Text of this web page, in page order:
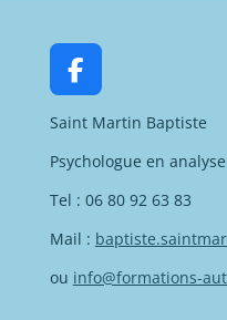
F
a
c
e
o
o
k
Saint Martin Baptiste
Psychologue en
Tel : 06 80 92 63 83
Mail :
ou info@formations-